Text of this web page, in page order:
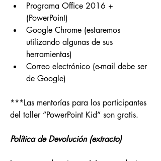
Programa Office 2016 +
(PowerPoint)
Google Chrome (estaremos
utilizando algunas de sus
herramientas)
Correo electrónico (e-mail debe ser
de Google)
***Las mentorías para los participantes
del taller “PowerPoint Kid” son gratis.
Política de Devolución (extracto)